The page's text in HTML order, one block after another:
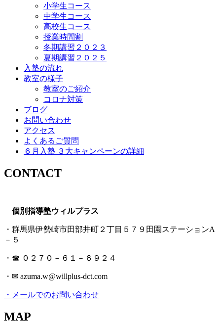
小学生コース
中学生コース
高校生コース
授業時間割
冬期講習２０２３
夏期講習２０２５
入塾の流れ
教室の様子
教室のご紹介
コロナ対策
ブログ
お問い合わせ
アクセス
よくあるご質問
６月入塾 ３大キャンペーンの詳細
CONTACT
個別指導塾ウィルプラス
・群馬県伊勢崎市田部井町２丁目５７９田園ステーションA
－５
・☎ ０２７０－６１－６９２４
・✉ azuma.w@willplus-dct.com
・メールでのお問い合わせ
MAP